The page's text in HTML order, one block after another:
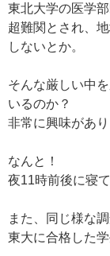
東北大学の医学
超難関とされ、
しないとか。
そんな厳しい中
いるのか？
非常に興味があ
なんと！
夜11時前後に寝
また、同じ様な
東大に合格した